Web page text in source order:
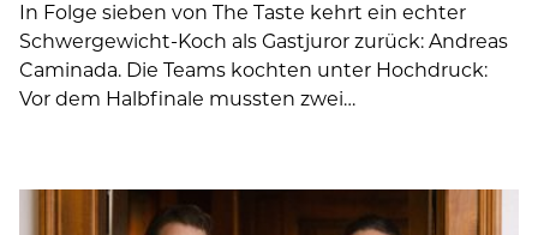
In Folge sieben von The Taste kehrt ein echter
Schwergewicht-Koch als Gastjuror zurück: Andreas
Caminada. Die Teams kochten unter Hochdruck:
Vor dem Halbfinale mussten zwei…